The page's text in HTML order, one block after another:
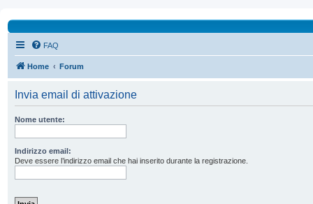
FAQ
Home Forum
Invia email di attivazione
Nome utente:
Indirizzo email:
Deve essere l’indirizzo email che hai inserito durante la registrazione.